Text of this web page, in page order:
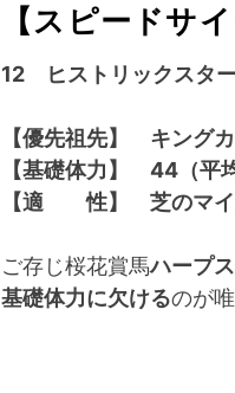
【スピードサ
12 ヒストリックスター
【優先祖先】 キング
【基礎体力】 44（平
【適 性】 芝のマイ
ご存じ桜花賞馬ハープ
基礎体力に欠けるのが